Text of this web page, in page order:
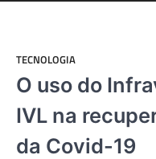
TECNOLOGIA
O uso do
IVL na
da Covid-19